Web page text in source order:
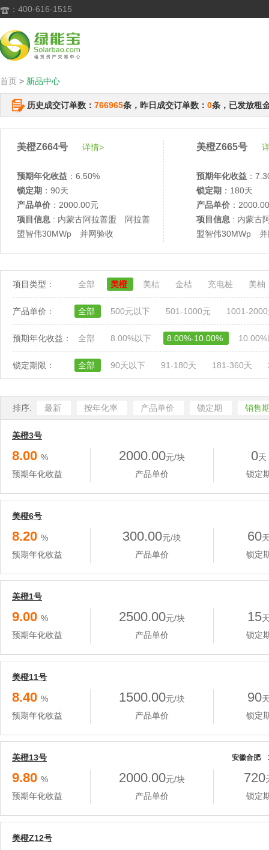
 ：400-616-1515
首页 > 新品中心
历史成交订单数： 766965条，昨日成交订单数： 0条，已发放租
美橙Z664号 详情>
预期年化收益 ：6.50%
锁定期 ：90天
产品单价 ：2000.00元
项目信息 : 内蒙古阿拉善盟 阿拉善
盟智伟30MWp 并网验收
美橙Z665号
预期年化收益 ：
锁定期 ：180天
产品单价 ：
项目信息 : 内蒙古
盟智伟30MWp 并
项目类型： 全部 美橙 美桔 金桔 充电桩 美柚
产品单价： 全部 500元以下 501-1000元 1001-
预期年化收益： 全部 8.00%以下 8.00%-10.00%
锁定期限： 全部 90天以下 91-180天 181-360天
排序: 最新 按年化率 产品单价 锁定期 销售
美橙3号
8.00 %
预期年化收益
2000.00元/块
产品单价
0天
锁定
美橙6号
8.20 %
预期年化收益
300.00元/块
产品单价
60
锁定
美橙1号
9.00 %
预期年化收益
2500.00元/块
产品单价
15
锁定
美橙11号
8.40 %
预期年化收益
1500.00元/块
产品单价
90
锁定
美橙13号 安徽合肥
9.80 %
预期年化收益
2000.00元/块
产品单价
720
锁定
美橙Z12号